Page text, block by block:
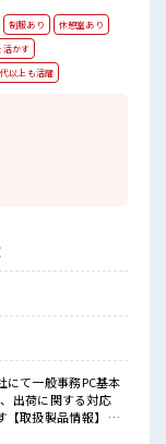
制服あり
休憩室あり
活かす
以上も活躍
です！
レシイPoint☆
にて一般事務PC基本
出荷に関する対応
取扱製品情報】 ■
験を活かしません